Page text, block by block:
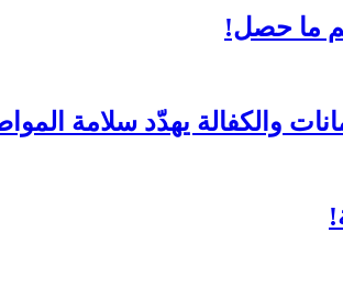
ما حصل!
والكفالة يهدّد سلامة